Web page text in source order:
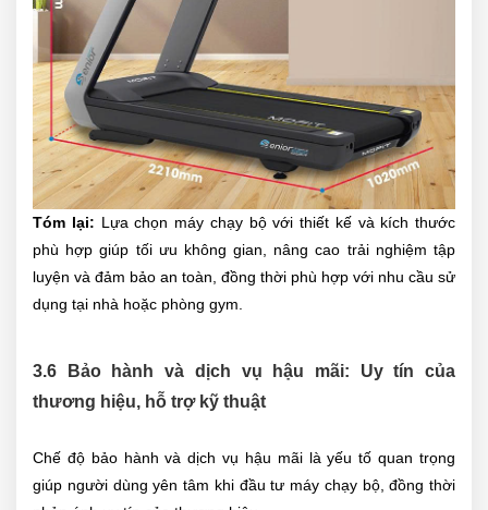
Tóm lại: Lựa chọn máy chạy bộ với thiết kế và kích thước
phù hợp giúp tối ưu không gian, nâng cao trải nghiệm tập
luyện và đảm bảo an toàn, đồng thời phù hợp với nhu cầu sử
dụng tại nhà hoặc phòng gym.
3.6 Bảo hành và dịch vụ hậu mãi: Uy tín của
thương hiệu, hỗ trợ kỹ thuật
Chế độ bảo hành và dịch vụ hậu mãi là yếu tố quan trọng
giúp người dùng yên tâm khi đầu tư máy chạy bộ, đồng thời